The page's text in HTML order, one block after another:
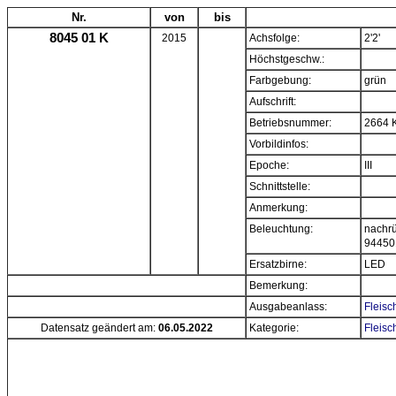
Nr. von bis
8045 01 K 2015 Achsfolge:
2'2'
Höchstgeschw.:
Farbgebung:
grün
Aufschrift:
Betriebsnummer:
2664
Vorbildinfos:
Epoche:
Schnittstelle:
Anmerkung:
Beleuchtung:
Ersatzbirne:
LED
Bemerkung:
Ausgabeanlass:
Datensatz geändert am: 06.05.2022 Kategorie: